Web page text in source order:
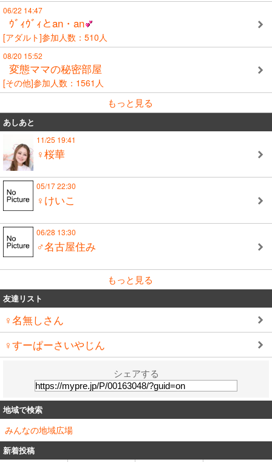
06/22 14:47
ｳﾞｨｳﾞｨとan・an
[アダルト]参加人数：510人
08/20 15:52
変態ママの秘密部屋
[その他]参加人数：1561人
もっと見る
あしあと
11/25 19:41
♀桜華
05/17 22:30
♀けいこ
06/28 13:30
♂名古屋住み
もっと見る
友達リスト
♀名無しさん
♀すーぱーさいやじん
シェアする
地域で検索
みんなの地域広場
新着投稿